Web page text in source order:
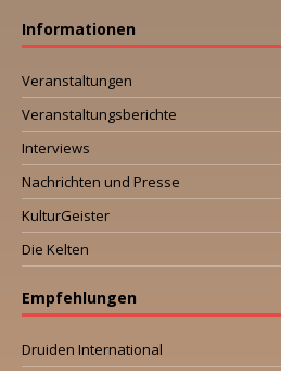
Informationen
Veranstaltungen
Veranstaltungsberichte
Interviews
Nachrichten und Presse
KulturGeister
Die Kelten
Empfehlungen
Druiden International